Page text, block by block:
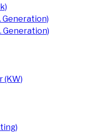
Generation)
Generation)
(KW)